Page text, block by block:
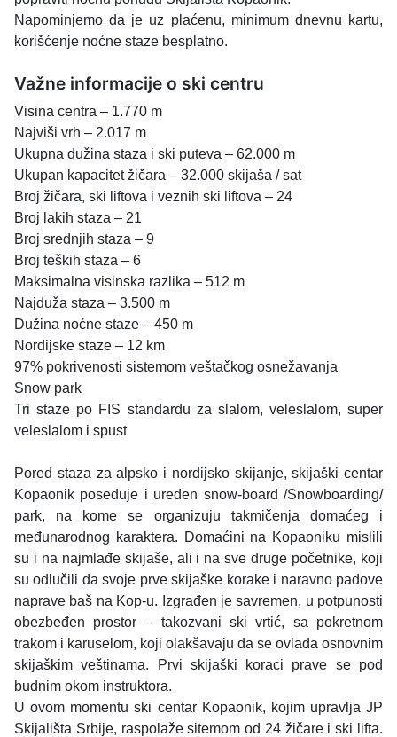
Napominjemo da je uz plaćenu, minimum dnevnu kartu,
korišćenje noćne staze besplatno.
Važne informacije o ski centru
Visina centra – 1.770 m
Najviši vrh – 2.017 m
Ukupna dužina staza i ski puteva – 62.000 m
Ukupan kapacitet žičara – 32.000 skijaša / sat
Broj žičara, ski liftova i veznih ski liftova – 24
Broj lakih staza – 21
Broj srednjih staza – 9
Broj teških staza – 6
Maksimalna visinska razlika – 512 m
Najduža staza – 3.500 m
Dužina noćne staze – 450 m
Nordijske staze – 12 km
97% pokrivenosti sistemom veštačkog osnežavanja
Snow park
Tri staze po FIS standardu za slalom, veleslalom, super
veleslalom i spust
Pored staza za alpsko i nordijsko skijanje, skijaški centar
Kopaonik poseduje i uređen snow-board /Snowboarding/
park, na kome se organizuju takmičenja domaćeg i
međunarodnog karaktera. Domaćini na Kopaoniku mislili
su i na najmlađe skijaše, ali i na sve druge početnike, koji
su odlučili da svoje prve skijaške korake i naravno padove
naprave baš na Kop-u. Izgrađen je savremen, u potpunosti
obezbeđen prostor – takozvani ski vrtić, sa pokretnom
trakom i karuselom, koji olakšavaju da se ovlada osnovnim
skijaškim veštinama. Prvi skijaški koraci prave se pod
budnim okom instruktora.
U ovom momentu ski centar Kopaonik, kojim upravlja JP
Skijališta Srbije, raspolaže sitemom od 24 žičare i ski lifta.